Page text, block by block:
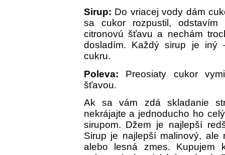
Sirup: Do vriacej vody dám
sa cukor rozpustil,
citronovú šťavu a nechám
dosladím. Každý sirup je iný
cukru.
Poleva: Preosiaty cukor
šťavou.
Ak sa vám zdá skladanie
nekrájajte a jednoducho ho
sirupom. Džem je najlepší
Sirup je najlepší malinový,
alebo lesná zmes. Kupujem